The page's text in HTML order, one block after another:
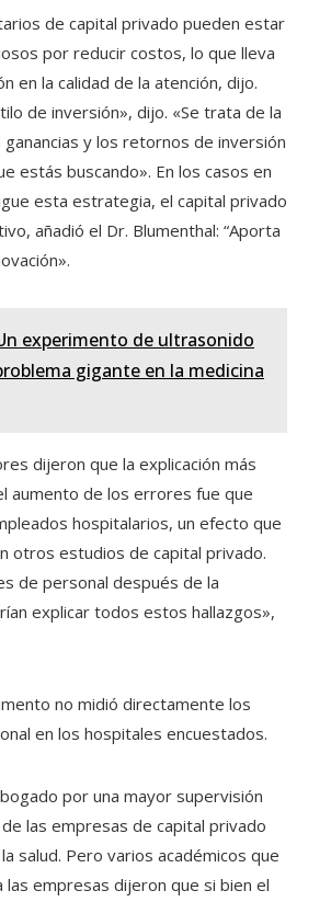
de capital privado pueden estar
por reducir costos, lo que lleva
en la calidad de la atención, dijo.
de inversión», dijo. «Se trata de la
y los retornos de inversión
estás buscando». En los casos en
esta estrategia, el capital privado
añadió el Dr. Blumenthal: “Aporta
experimento de ultrasonido
gigante en la medicina
dijeron que la explicación más
aumento de los errores fue que
hospitalarios, un efecto que
otros estudios de capital privado.
de personal después de la
explicar todos estos hallazgos»,
no midió directamente los
en los hospitales encuestados.
por una mayor supervisión
las empresas de capital privado
salud. Pero varios académicos que
las empresas dijeron que si bien el